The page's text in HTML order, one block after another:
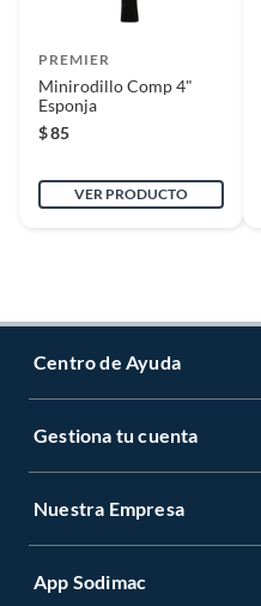
PREMIER
Minirodillo Comp 4"
Esponja
$85
VER PRODUCTO
Centro de Ayuda
Servicio al Cliente
Venta a empresas
Gestiona tu cuenta
Gestiona tu cuenta
Nuestra Empresa
Nuestras tiendas
App Sodimac